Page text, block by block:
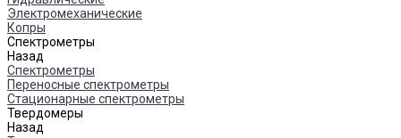
Электромеханические
Копры
Спектрометры
Назад
Спектрометры
Переносные спектрометры
Стационарные спектрометры
Твердомеры
Назад